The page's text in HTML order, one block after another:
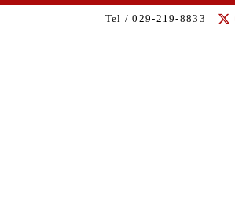
Tel / 029-219-8833